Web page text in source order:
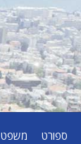
ספורט משפט